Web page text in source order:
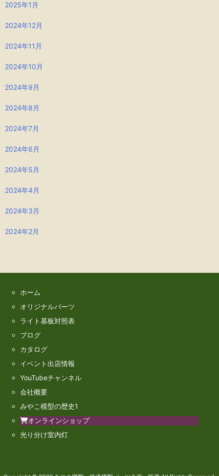
2025年1月
2024年12月
2024年11月
2024年10月
2024年9月
2024年8月
2024年7月
2024年6月
2024年5月
2024年4月
2024年3月
2024年2月
ホーム
オリジナルパーツ
ライト基板対照表
ブログ
カタログ
イベント出店情報
YouTubeチャンネル
会社概要
みやこ模型の歴史1
オンラインショップ
光り分け室内灯